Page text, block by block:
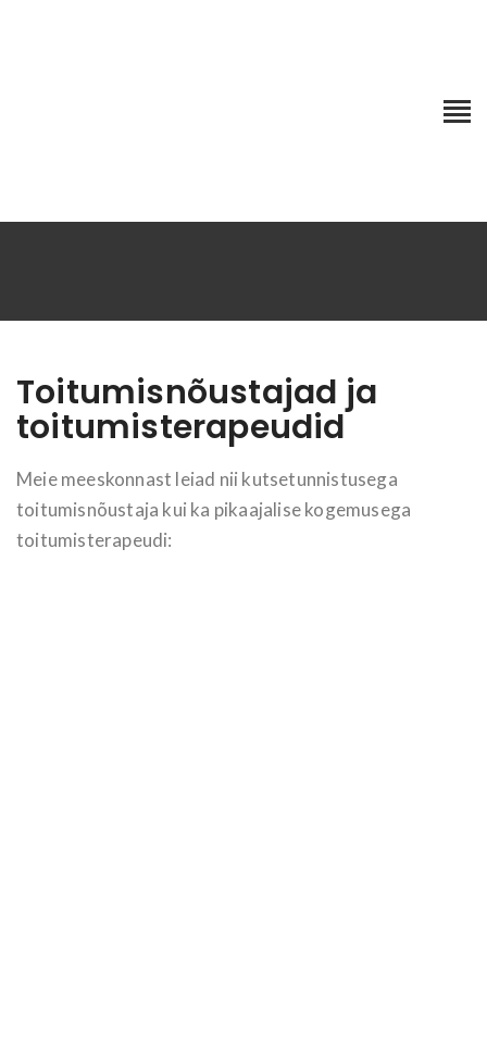
Toitumisnõustajad ja
toitumisterapeudid
Meie meeskonnast leiad nii kutsetunnistusega
toitumisnõustaja kui ka pikaajalise kogemusega
toitumisterapeudi: